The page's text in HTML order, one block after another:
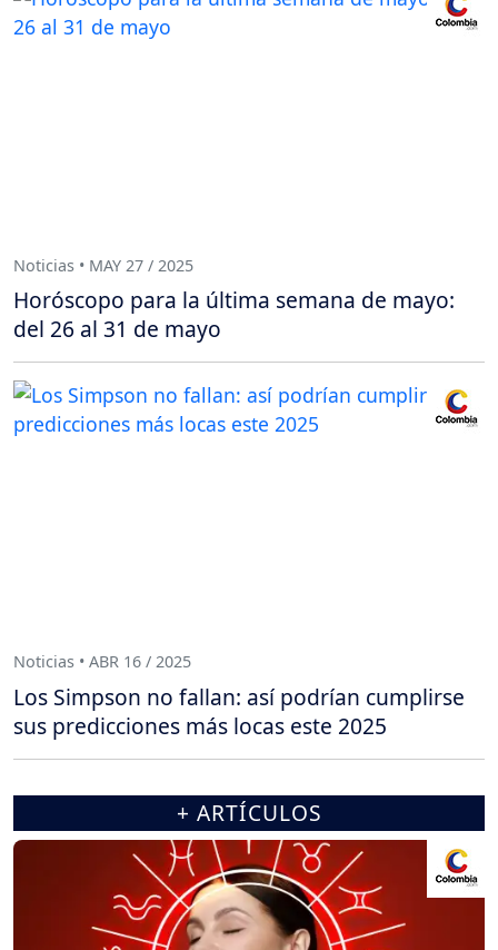
Noticias • MAY 27 / 2025
Horóscopo para la última semana de mayo:
del 26 al 31 de mayo
Noticias • ABR 16 / 2025
Los Simpson no fallan: así podrían cumplirse
sus predicciones más locas este 2025
+ ARTÍCULOS